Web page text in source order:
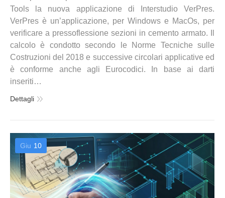
Tools la nuova applicazione di Interstudio VerPres.
VerPres è un’applicazione, per Windows e MacOs, per
verificare a pressoflessione sezioni in cemento armato. Il
calcolo è condotto secondo le Norme Tecniche sulle
Costruzioni del 2018 e successive circolari applicative ed
è conforme anche agli Eurocodici. In base ai darti
inseriti…
Dettagli
Giu 10